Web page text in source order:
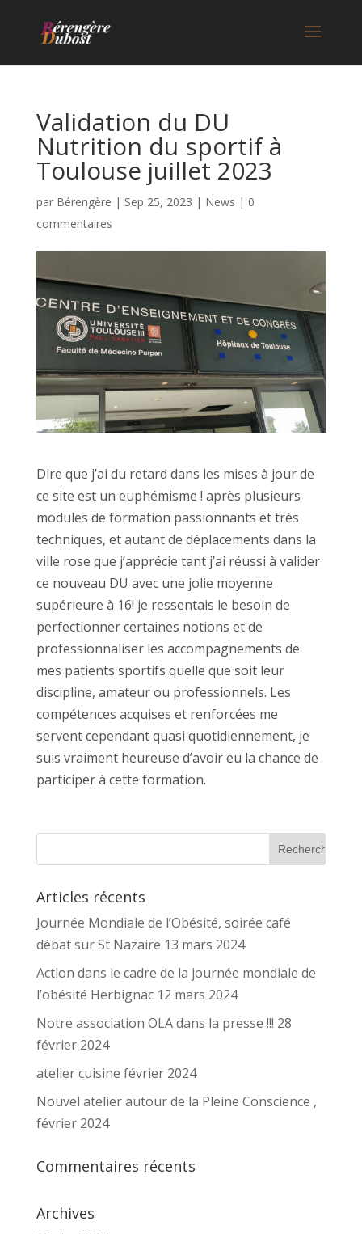
Validation du DU
Nutrition du sportif à
Toulouse juillet 2023
par Bérengère | Sep 25, 2023 | News | 0
commentaires
Dire que j’ai du retard dans les mises à jour de
ce site est un euphémisme ! après plusieurs
modules de formation passionnants et très
techniques, et autant de déplacements dans la
ville rose que j’apprécie tant j’ai réussi à valider
ce nouveau DU avec une jolie moyenne
supérieure à 16! je ressentais le besoin de
perfectionner certaines notions et de
professionnaliser les accompagnements de
mes patients sportifs quelle que soit leur
discipline, amateur ou professionnels. Les
compétences acquises et renforcées me
servent cependant quasi quotidiennement, je
suis vraiment heureuse d’avoir eu la chance de
participer à cette formation.
Articles récents
Journée Mondiale de l’Obésité, soirée café
débat sur St Nazaire 13 mars 2024
Action dans le cadre de la journée mondiale de
l’obésité Herbignac 12 mars 2024
Notre association OLA dans la presse !!! 28
février 2024
atelier cuisine février 2024
Nouvel atelier autour de la Pleine Conscience ,
février 2024
Commentaires récents
Archives